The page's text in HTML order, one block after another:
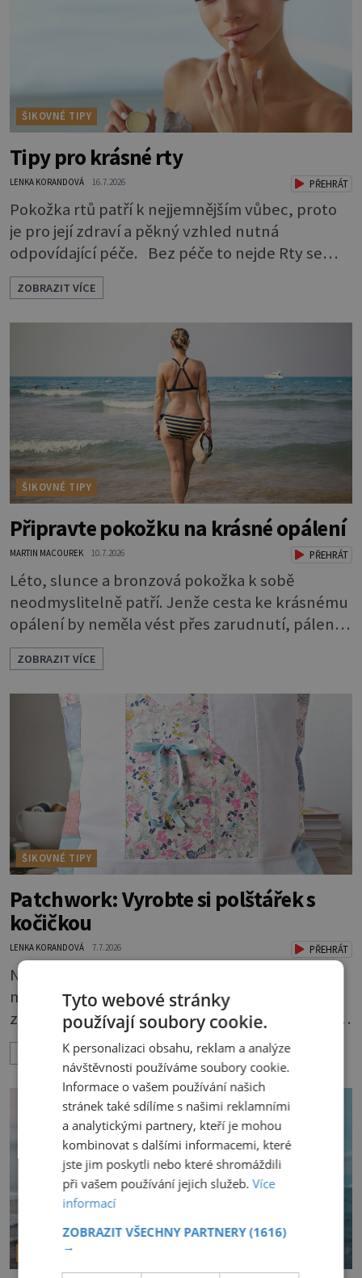
mohou mít v nepořádku zažívání.
ŠIKOVNÉ TIPY
Tipy pro krásné rty
LENKA KORANDOVÁ 16.7.2026 PŘEHRÁT
Pokožka rtů patří k nejjemnějším vůbec, proto
je pro její zdraví a pěkný vzhled nutná
odpovídající péče. Bez péče to nejde Rty se
neliší jen barvou, ale také mnohem tenčí
povrchovou vrstvou než ostatní pleť a pokožka.
Nezvláčňují je žádné mazové žlázy, proto jsou
rty mnohem choulostivější a náchylné k
vysychání a praskání. Balzám na rty je proto
nutnou základní výbavou, pokud chce
ZOBRAZIT VÍCE
ŠIKOVNÉ TIPY
Připravte pokožku na krásné opálení
MARTIN MACOUREK 10.7.2026 PŘEHRÁT
Léto, slunce a bronzová pokožka k sobě
neodmyslitelně patří. Jenže cesta ke krásnému
opálení by neměla vést přes zarudnutí, pálení a
loupající se kůže. Spálená pokožka není
známkou „základu“ pro opálení, ale reakcí na
nadměrné UV záření. Pokud chcete, aby pleť i
pokožka těla vypadaly zdravě, hladce a opálení
vydrželo co nejdéle, vyplatí se začít s přípravou
už několik týdnů před první dovolenou.
ZOBRAZIT VÍCE
ŠIKOVNÉ TIPY
Patchwork: Vyrobte si polštářek s
kočičkou
LENKA KORANDOVÁ 7.7.2026 PŘEHRÁT
Nadchne především děti, ale naparádit s ním
můžete i postel v ložnici. A když budete mít
zbytky tmavších látek ladící s obývákem, bude
se hodit i tam. Budete potřebovat: - zbytky
barevně sladěných bavlněných látek - 0,5 m
látky na vnitřní polštářek - duté vlákno na výplň
- 2 knoflíky - 0,5 m jednostranně nalepovacího
vlizelínu - pravítko a řezák nebo nůžky Přední
strana s aplikací 1. V
ZOBRAZIT VÍCE
ŠIKOVNÉ TIPY
Tyto webové stránky
používají soubory cookie.
K personalizaci obsahu, reklam a analýze
návštěvnosti používáme soubory cookie.
Informace o vašem používání našich
stránek také sdílíme s našimi reklamními
a analytickými partnery, kteří je mohou
kombinovat s dalšími informacemi, které
jste jim poskytli nebo které shromáždili
při vašem používání jejich služeb.Více
informací
ZOBRAZIT VŠECHNY PARTNERY(1616)
→